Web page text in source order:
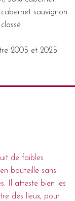
de faibles
bouteille sans
Il atteste bien les
des lieux, pour
cabernet sauvignon
2005 et 2025